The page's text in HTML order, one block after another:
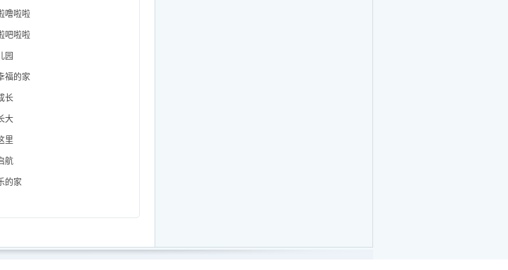
噜啦啦
吧啦啦
园
福的家
长
大
里
航
的家